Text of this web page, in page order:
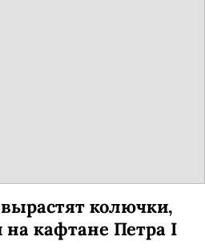
колючки,
кафтане Петра I